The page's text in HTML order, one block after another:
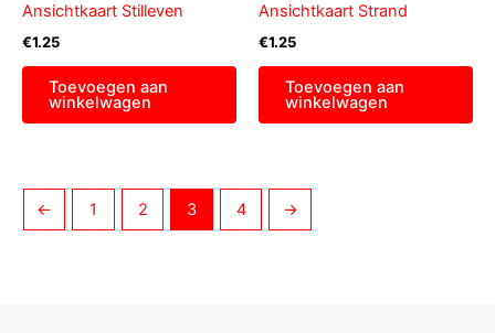
Ansichtkaart Stilleven
€1.25
Toevoegen aan
winkelwagen
Ansichtkaart Strand
€1.25
Toevoegen aan
winkelwagen
← 1 2 3 4 →